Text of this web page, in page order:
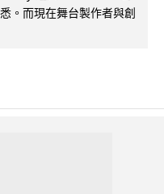
。而現在舞台製作者與創